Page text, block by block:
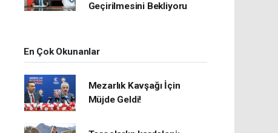
Geçirilmesini Bekliyoru
En Çok Okunanlar
Mezarlık Kavşağı İçin
Müjde Geldi!